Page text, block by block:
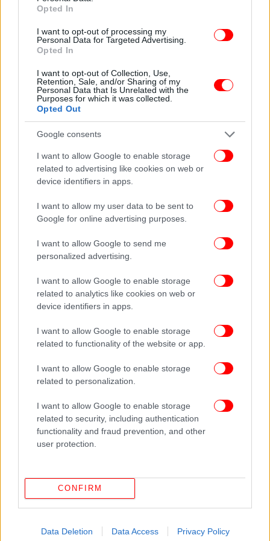
Opted In
I want to opt-out of processing my
Personal Data for Targeted Advertising.
Opted In
I want to opt-out of Collection, Use,
Retention, Sale, and/or Sharing of my
Personal Data that Is Unrelated with the
Purposes for which it was collected.
Opted Out
Google consents
I want to allow Google to enable storage
related to advertising like cookies on web or
device identifiers in apps.
I want to allow my user data to be sent to
Google for online advertising purposes.
I want to allow Google to send me
personalized advertising.
I want to allow Google to enable storage
related to analytics like cookies on web or
device identifiers in apps.
I want to allow Google to enable storage
related to functionality of the website or app.
I want to allow Google to enable storage
related to personalization.
I want to allow Google to enable storage
related to security, including authentication
functionality and fraud prevention, and other
user protection.
CONFIRM
Data Deletion Data Access Privacy Policy
ενέδρα
«Σαχάρα» η Κρήτη: 21 κιλά σκόνης ανά στρέμμα στο
Ηράκλειο -Απίστευτες εικόνες και βίντεο
ημέρες πριν το γάμο του -Το βίντεο σοκ από τη μάχη στα
κύματα
ΠΕΡΙΣΣΟΤΕΡΑ ΒΙΝΤΕΟ
Ακολουθήστε το
Δείτε όλες τις τελευταίες
στο